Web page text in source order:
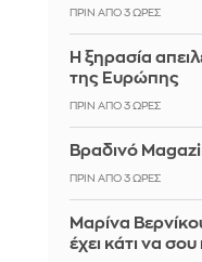
ΠΡΙΝ ΑΠΌ 3 ΏΡΕΣ
Η ξηρασία
της Ευρώπης
ΠΡΙΝ ΑΠΌ 3 ΏΡΕΣ
Βραδινό
ΠΡΙΝ ΑΠΌ 3 ΏΡΕΣ
Μαρίνα
έχει κάτι να σου